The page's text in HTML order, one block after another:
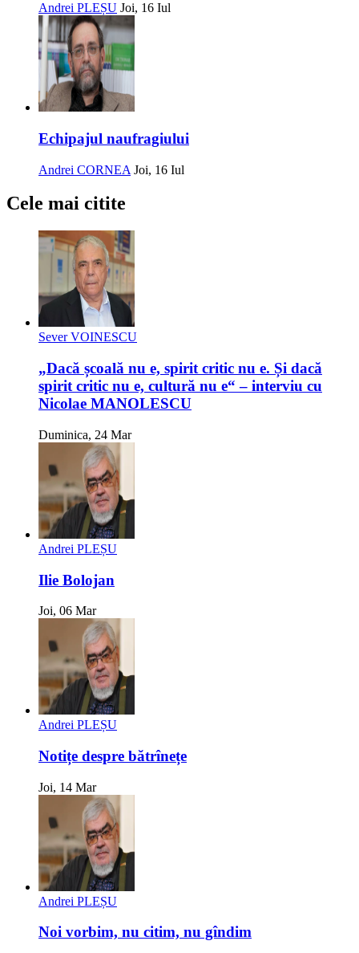
Andrei PLEȘU Joi, 16 Iul
Echipajul naufragiului
Andrei CORNEA Joi, 16 Iul
Cele mai citite
Sever VOINESCU
„Dacă școală nu e, spirit critic nu e. Și dacă
spirit critic nu e, cultură nu e“ – interviu cu
Nicolae MANOLESCU
Duminica, 24 Mar
Andrei PLEȘU
Ilie Bolojan
Joi, 06 Mar
Andrei PLEȘU
Notițe despre bătrînețe
Joi, 14 Mar
Andrei PLEȘU
Noi vorbim, nu citim, nu gîndim